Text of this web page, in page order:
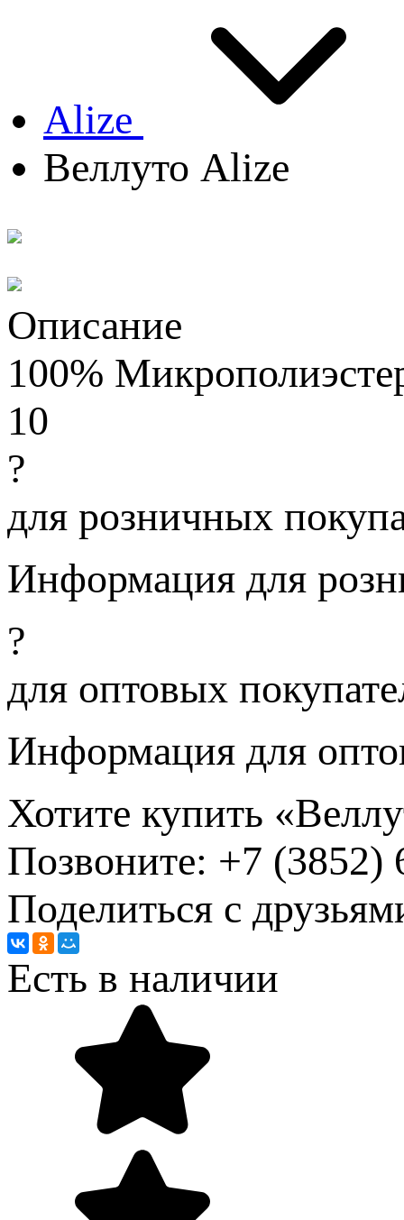
Alize
Веллуто Alize
Описание
100%
10
?
для розничных
Информация для
?
для оптовых
Информация для
Хотите купить
Позвоните: +7 (3852)
Поделиться с
Есть в наличии